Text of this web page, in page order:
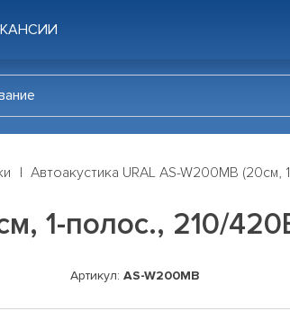
Автоакустика URAL AS-W200MB
1-полос., 210/
Артикул: AS-W200MB